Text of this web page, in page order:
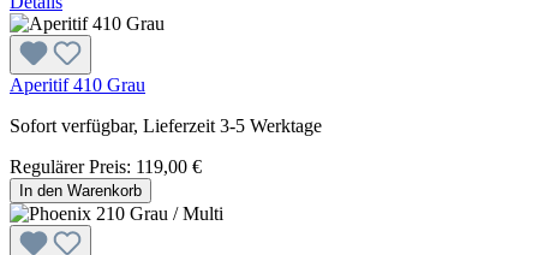
Aperitif 410 Grau
Sofort verfügbar, Lieferzeit 3-5 Werktage
Regulärer Preis: 119,00 €
In den Warenkorb